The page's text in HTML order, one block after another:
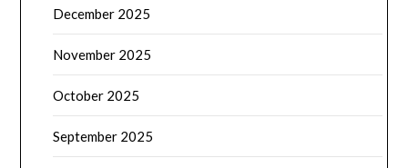
December 2025
November 2025
October 2025
September 2025